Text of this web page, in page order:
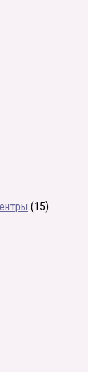
(15)